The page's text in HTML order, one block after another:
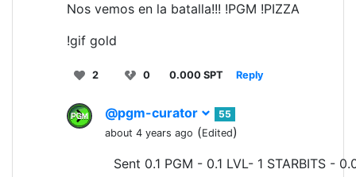
Nos vemos en la batalla!!! !PGM !PIZZA
!gif gold
2 0 0.000 SPT Reply
@pgm-curator
55
about 4 years ago (Edited)
Sent 0.1 PGM - 0.1 LVL- 1 STARBITS -